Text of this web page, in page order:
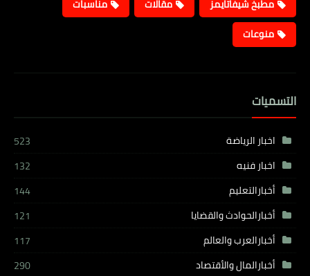
مطبخ شيفاتايمز
مقالات
مناسبات
منوعات
التسميات
اخبار الرياضة
523
اخبار فنيه
132
أخبارالتعليم
144
أخبارالحوادث والقضايا
121
أخبارالعرب والعالم
117
أخبارالمال والأقتصاد
290